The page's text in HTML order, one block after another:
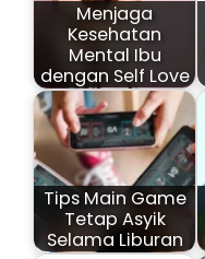
Menjaga
Kesehatan
Mental Ibu
dengan Self Love
Tips Main Game
Tetap Asyik
Selama Liburan